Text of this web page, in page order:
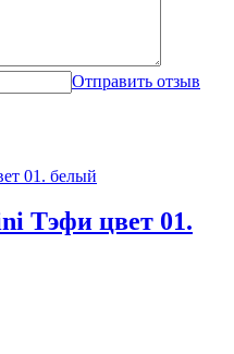
Отправить отзыв
Тэфи цвет 01.